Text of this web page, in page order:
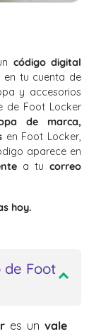
código digital
tu cuenta de
y accesorios
de Foot Locker
de marca,
en Foot Locker,
aparece en
a tu correo
hoy.
Foot
es un vale